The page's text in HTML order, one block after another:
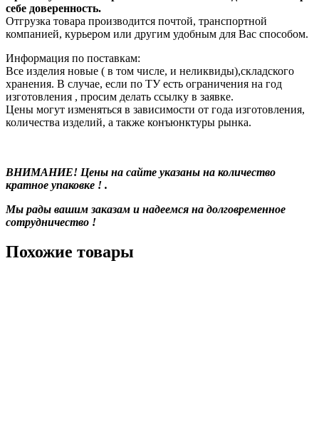
себе доверенность.
Отгрузка товара производится почтой, транспортной
компанией, курьером или другим удобным для Вас способом.
Информация по поставкам:
Все изделия новые ( в том числе, и неликвиды),складского
хранения. В случае, если по ТУ есть ограничения на год
изготовления , просим делать ссылку в заявке.
Цены могут изменяться в зависимости от года изготовления,
количества изделий, а также конъюнктуры рынка.
ВНИМАНИЕ! Цены на сайте указаны на количество
кратное упаковке ! .
Мы рады вашим заказам и надеемся на долговременное
сотрудничество !
Похожие товары